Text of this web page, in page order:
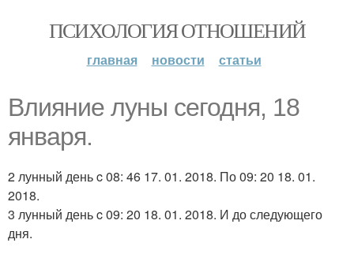
ПСИХОЛОГИЯ ОТНОШЕНИЙ
главная новости статьи
Влияние луны сегодня, 18
января.
2 лунный день c 08: 46 17. 01. 2018. По 09: 20 18. 01.
2018.
3 лунный день c 09: 20 18. 01. 2018. И до следующего
дня.